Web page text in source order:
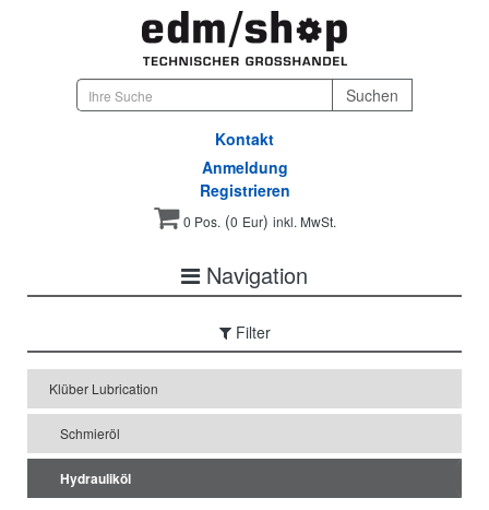
Kontakt
Anmeldung
Registrieren
0 Pos.(0 Eur) inkl. MwSt.
Navigation
Filter
Klüber Lubrication
Schmieröl
Hydrauliköl